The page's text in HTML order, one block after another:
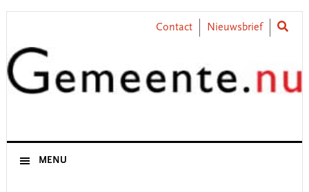
Skip
primary
navigation
Skip
content
Skip
primary
sidebar
Skip
footer
Contact Nieuwsbrief
MENU